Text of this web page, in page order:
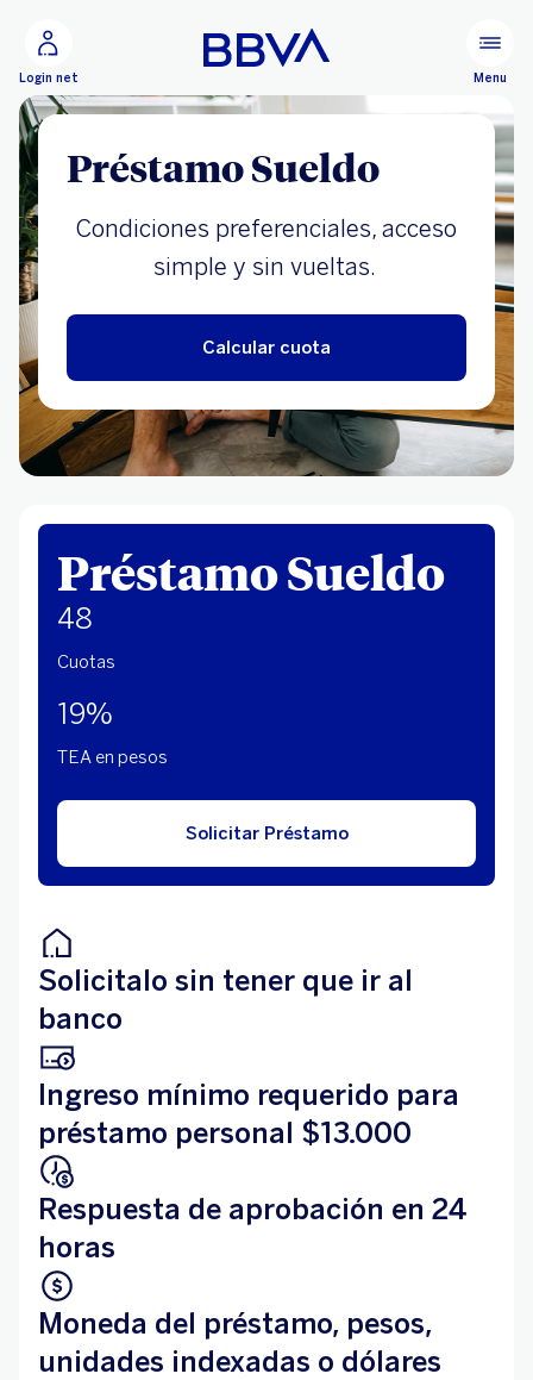
Configurar
Login net Menu
Préstamo Sueldo
Condiciones preferenciales, acceso
simple y sin vueltas.
Calcular cuota
Préstamo Sueldo
48
Cuotas
19%
TEA en pesos
Solicitar Préstamo
Solicitalo sin tener que ir al
banco
Ingreso mínimo requerido para
préstamo personal $13.000
Respuesta de aprobación en 24
horas
Moneda del préstamo, pesos,
unidades indexadas o dólares